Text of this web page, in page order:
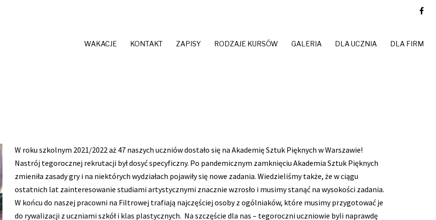
WAKACJE KONTAKT ZAPISY RODZAJE KURSÓW GALERIA DLA UCZNIA DLA FIRM
W roku szkolnym 2021/2022 aż 47 naszych uczniów dostało się na Akademię Sztuk Pięknych w Warszawie!
Nastrój tegorocznej rekrutacji był dosyć specyficzny. Po pandemicznym zamknięciu Akademia Sztuk Pięknych
zmieniła zasady gry i na niektórych wydziałach pojawiły się nowe zadania. Wiedzieliśmy także, że w ciągu
ostatnich lat zainteresowanie studiami artystycznymi znacznie wzrosło i musimy stanąć na wysokości zadania.
W końcu do naszej pracowni na Filtrowej trafiają najczęściej osoby z ogólniaków, które musimy przygotować je
do rywalizacji z uczniami szkół i klas plastycznych. Na szczęście dla nas – tegoroczni uczniowie byli naprawdę